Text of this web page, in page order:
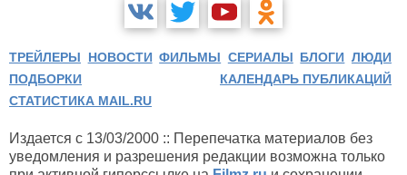
ТРЕЙЛЕРЫ НОВОСТИ ФИЛЬМЫ СЕРИАЛЫ БЛОГИ ЛЮДИ
ПОДБОРКИ
КАЛЕНДАРЬ ПУБЛИКАЦИЙ
СТАТИСТИКА MAIL.RU
Издается с 13/03/2000 :: Перепечатка материалов без
уведомления и разрешения редакции возможна только